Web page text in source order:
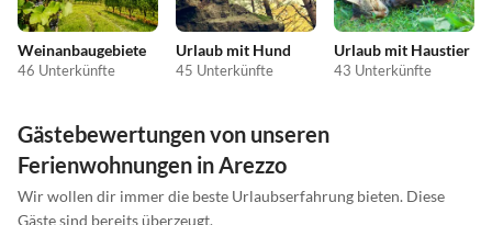
Weinanbaugebiete
46 Unterkünfte
Urlaub mit Hund
45 Unterkünfte
Urlaub mit Haustier
43 Unterkünfte
Gästebewertungen von unseren
Ferienwohnungen in Arezzo
Wir wollen dir immer die beste Urlaubserfahrung bieten. Diese
Gäste sind bereits überzeugt.